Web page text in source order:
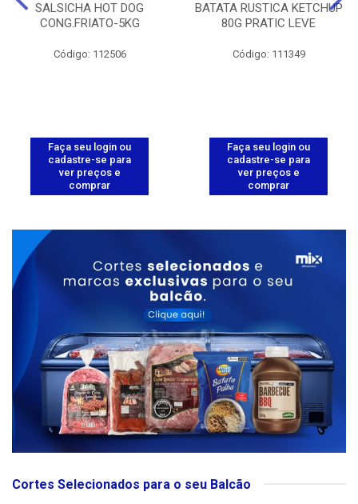
SALSICHA HOT DOG
CONG.FRIATO-5KG
Código: 112506
Faça seu login ou
cadastre-se para
ver preços e
comprar
BATATA RUSTICA KETCHUP
80G PRATIC LEVE
Código: 111349
Faça seu login ou
cadastre-se para
ver preços e
comprar
Cortes Selecionados para o seu Balcão